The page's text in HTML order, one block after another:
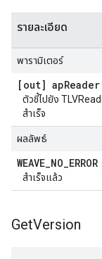
รายละเอียด
พารามิเตอร์
[out] apReader
ตัวชี้ไปยัง
สำเร็จ
ผลลัพธ์
WEAVE_NO_ERROR
สำเร็จแล้ว
GetVersion